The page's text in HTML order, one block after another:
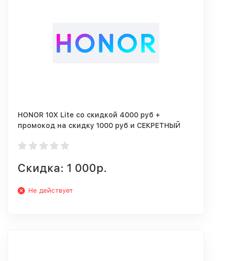
HONOR 10X Lite со скидкой 4000 руб +
промокод на скидку 1000 руб и СЕКРЕТНЫЙ
Скидка: 1 000р.
Не действует